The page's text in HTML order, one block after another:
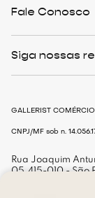
Cashback
The Outlist
Nossas Lojas
Trabalhe Conosco
Fale Conosco
Siga nossas
GALLERIST
CNPJ/MF sob n.
Rua Joaquim
05.415-010 - São